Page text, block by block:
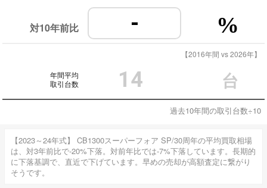
対10年前比 - %
【2016年間 vs 2026年】
年間平均
取引台数
14 台
過去10年間の取引台数÷10
【2023～24年式】 CB1300スーパーフォア SP/30周年の平均買取相場
は、対3年前比で-20%下落。対前年比では-7%下落しています。長期的
に下落基調で、直近で下げています。早めの売却が高額査定に繋がり
そうです。